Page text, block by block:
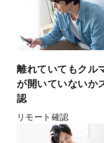
離れていてもクル
が開いていないか
認
リモート確認